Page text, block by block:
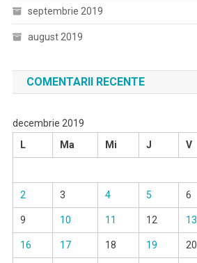
septembrie 2019
august 2019
COMENTARII RECENTE
decembrie 2019
L
Ma Mi J V
2 3 4 5 6
9 10 11 12 13
16 17 18 19 20